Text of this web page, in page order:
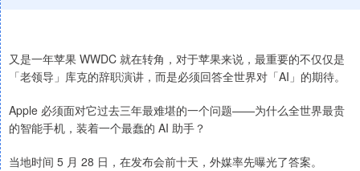
又是一年苹果 WWDC 就在转角，对于苹果来说，最重要的不仅仅是
「老领导」库克的辞职演讲，而是必须回答全世界对「AI」的期待。
Apple 必须面对它过去三年最难堪的一个问题——为什么全世界最贵
的智能手机，装着一个最蠢的 AI 助手？
当地时间 5 月 28 日，在发布会前十天，外媒率先曝光了答案。